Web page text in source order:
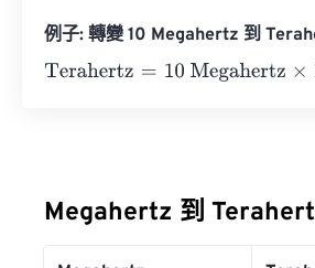
例子: 轉變 10 Megahertz 到
Terahertz=10 Megahertz×1.0e- 6=
Megahertz 到